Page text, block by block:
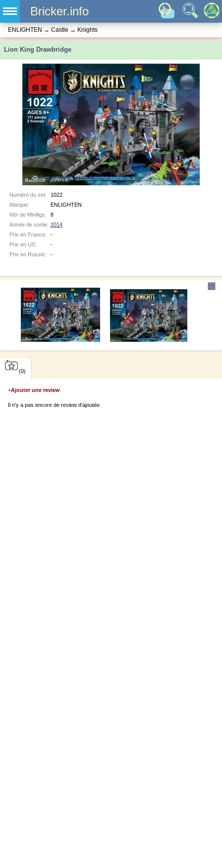
Bricker.info
ENLIGHTEN → Castle → Knights
Lion King Drawbridge
Numéro du set:
1022
Marque:
ENLIGHTEN
Nbr de Minifigs:
8
Année de sortie: 2014
Prix en France:
-
Prix en US:
-
Prix en Russie:
-
▦
(0)
+Ajouter une review
Il n’y a pas encore de review d’ajoutée.